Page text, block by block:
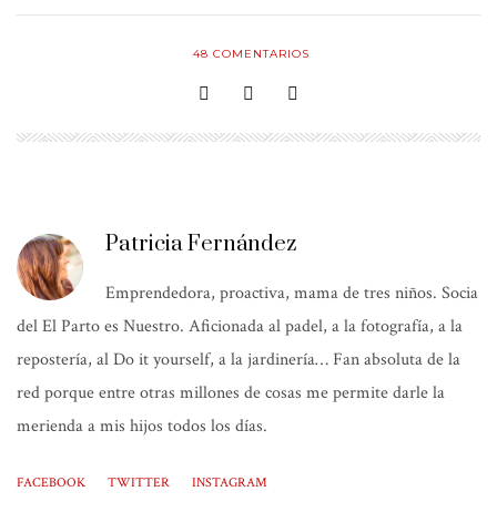
48 COMENTARIOS
Patricia Fernández
Emprendedora, proactiva, mama de tres niños. Socia
del El Parto es Nuestro. Aficionada al padel, a la fotografía, a la
repostería, al Do it yourself, a la jardinería… Fan absoluta de la
red porque entre otras millones de cosas me permite darle la
merienda a mis hijos todos los días.
FACEBOOK TWITTER INSTAGRAM